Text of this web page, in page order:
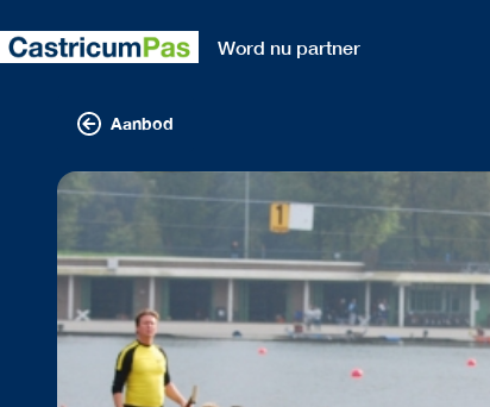
Word nu partner
Aanbod